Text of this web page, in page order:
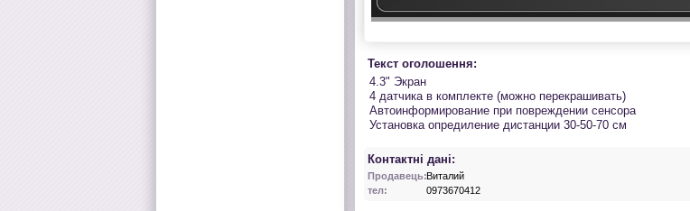
Текст оголошення:
4.3" Экран
4 датчика в комплекте (можно перекрашивать)
Автоинформирование при повреждении сенсора
Установка опредиление дистанции 30-50-70 см
Контактні дані:
Продавець:Виталий
тел:
0973670412